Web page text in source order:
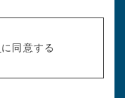
に同意する